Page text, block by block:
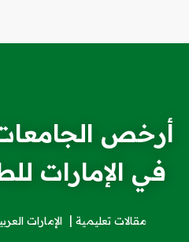
أرخص
في الإمارات
مقالات تعليمية الإمارات